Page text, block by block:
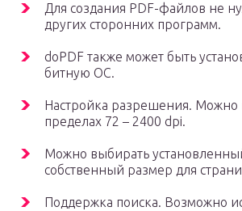
Для создания PDF-файлов не
других сторонних программ.
doPDF также может быть
битную ОС.
Настройка разрешения. Можно
пределах 72 – 2400 dpi.
Можно выбирать
собственный размер для
Поддержка поиска. Возможно